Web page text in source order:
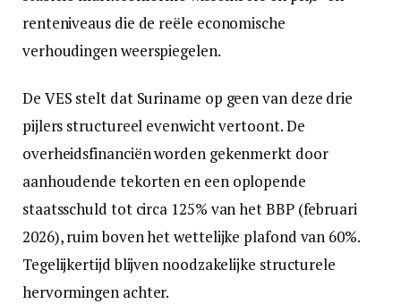
renteniveaus die de reële economische
verhoudingen weerspiegelen.
De VES stelt dat Suriname op geen van deze drie
pijlers structureel evenwicht vertoont. De
overheidsfinanciën worden gekenmerkt door
aanhoudende tekorten en een oplopende
staatsschuld tot circa 125% van het BBP (februari
2026), ruim boven het wettelijke plafond van 60%.
Tegelijkertijd blijven noodzakelijke structurele
hervormingen achter.